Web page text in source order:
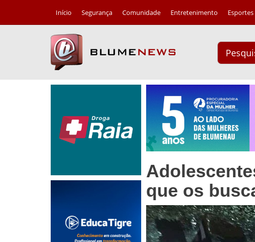
Início Segurança Comunidade Entretenimento Esportes
que os